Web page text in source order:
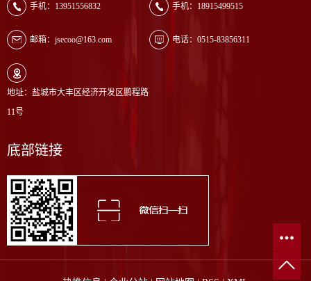
手机：13951556832 手机：18915499515
邮箱：jsecoo@163.com 电话：0515-83856311
地址：盐城市大丰区经济开发区鹏程路
11号
底部链接